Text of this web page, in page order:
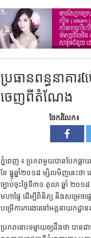
ប្រធានពន្ធនាគា
ចេញពីតំណែង
ចែករំលែក៖
ភ្នំពេញ ៖ ប្រភពមួយបានបែកធ្លា
ខែ ធ្នូឆ្នាំ២០១៨ ម្សិលមិញនេះ
ច្បាប់ចុះ​ថ្ងៃ​ទី​៣១ តុលា ឆ្នាំ ២០១
មហាផ្ទៃ ដើម្បី​ពិនិត្យ និង​សម្រេច​ផ្
បម្រើ​ការ​ការងារ​នៅ​អគ្គនាយកដ្ឋ
ប្រភពនោះទម្លាយឲ្យដឹងថា បានជ